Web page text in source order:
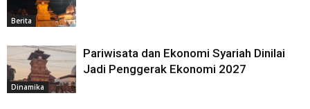
Berita
Dinamika
Pariwisata dan Ekonomi Syariah Dinilai
Jadi Penggerak Ekonomi 2027